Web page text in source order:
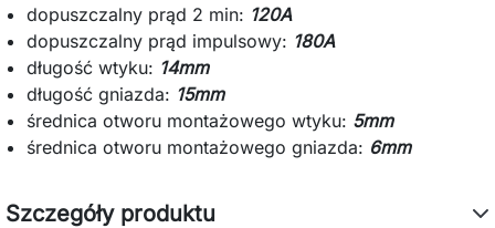
dopuszczalny prąd 2 min: 120A
dopuszczalny prąd impulsowy: 180A
długość wtyku: 14mm
długość gniazda: 15mm
średnica otworu montażowego wtyku: 5mm
średnica otworu montażowego gniazda: 6mm
Szczegóły produktu